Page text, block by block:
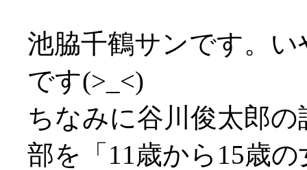
池脇千鶴サンです。
です(>_<)
ちなみに谷川俊太郎
部を「11歳から15歳